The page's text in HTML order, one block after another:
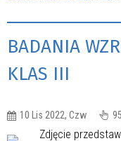
BADANIA
KLAS III
10 Lis 2022, Czw